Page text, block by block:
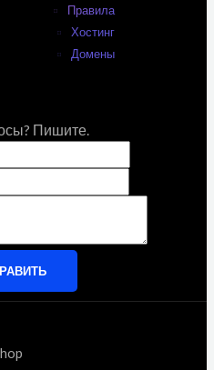
Правила
Хостинг
Домены
Пишите.